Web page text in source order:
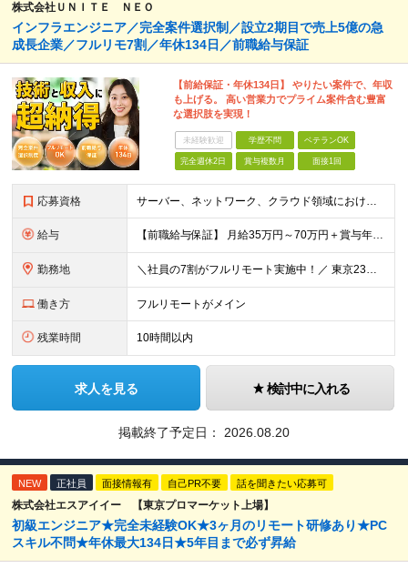
株式会社ＵＮＩＴＥ ＮＥＯ
インフラエンジニア／完全案件選択制／設立2期目で売上5億の急
成長企業／フルリモ7割／年休134日／前職給与保証
【前給保証・年休134日】 やりたい案件で、年収
も上げる。 高い営業力でプライム案件含む豊富
な選択肢を実現！
未経験歓迎 学歴不問 ベテランOK
完全週休2日 賞与複数月 面接1回
応募資格 サーバー、ネットワーク、クラウド領域におけるインフラエンジニアとしての何らかの実務経験（年数不問） ※設計、構築、運用保守、監視等 少しでも実務経験があれば、まずは気軽にエントリーしてみてください！
給与 【前職給与保証】 月給35万円～70万円＋賞与年2回＋各種手当 ※前職の給与・スキル・経験を考慮の上、決定いたします。 ※月給には固定残業代（月30時間分／5万円～10万円）を含みます。超過分は別途
勤務地 ＼社員の7割がフルリモート実施中！／ 東京23区内など1都3県を中心としたプロジェクト先での勤務となります。 ※勤務地は希望を考慮します ≪本社≫ 東京都渋谷区恵比寿南1丁目3番7号 隅越ビル5階
働き方 フルリモートがメイン
残業時間 10時間以内
求人を見る 検討中に入れる
掲載終了予定日： 2026.08.20
NEW 正社員 面接情報有 自己PR不要 話を聞きたい応募可
株式会社エスアイイー 【東京プロマーケット上場】
初級エンジニア★完全未経験OK★3ヶ月のリモート研修あり★PC
スキル不問★年休最大134日★5年目まで必ず昇給